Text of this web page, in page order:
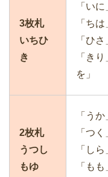
3枚札
いちひ
き
「い
「ち
「ひ
「き
を」
2枚札
うつし
もゆ
「う
「つ
「し
「も